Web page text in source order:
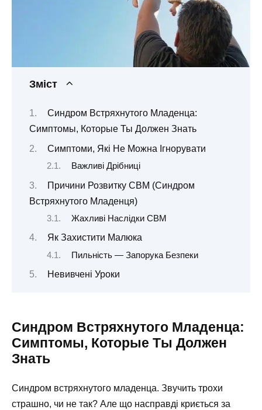
Зміст
Синдром Встряхнутого Младенца:
Симптомы, Которые Ты Должен Знать
Симптоми, Які Не Можна Ігнорувати
Важливі Дрібниці
Причини Розвитку СВМ (Синдром
Встряхнутого Младенця)
Жахливі Наслідки СВМ
Як Захистити Малюка
Пильність — Запорука Безпеки
Невивчені Уроки
Синдром Встряхнутого Младенца:
Симптомы, Которые Ты Должен
Знать
Синдром встряхнутого младенца. Звучить трохи
страшно, чи не так? Але що насправді криється за